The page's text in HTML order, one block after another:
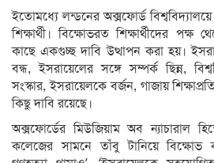
ইতোমধ্যে লন্ডনের অক্সফোর্ড
শিক্ষার্থী। বিক্ষোভরত শিক্ষার্থীদের পক্ষ
কাছে একগুচ্ছ দাবি উত্থাপন করা হয়।
বন্ধ, ইসরায়েলের সঙ্গে সম্পর্ক ছিন্ন,
সংস্কার, ইসরায়েলকে বর্জন, গাজায়
কিছু দাবি রয়েছে।
অক্সফোর্ডের মিউজিয়াম অব ন্যাচারাল
কলেজের সামনে তাঁবু টানিয়ে বিক্ষোভ